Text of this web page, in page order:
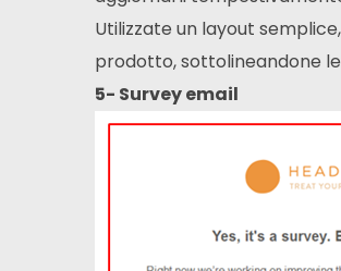
Utilizzate un layout
prodotto, sottolineandone
5- Survey email